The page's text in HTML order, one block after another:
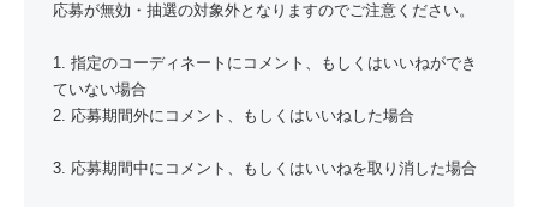
応募が無効・抽選の対象外となりますのでご注意ください。
1. 指定のコーディネートにコメント、もしくはいいねができ
ていない場合
2. 応募期間外にコメント、もしくはいいねした場合
3. 応募期間中にコメント、もしくはいいねを取り消した場合